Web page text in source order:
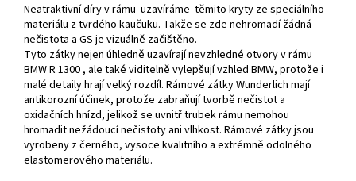
Neatraktivní díry v rámu uzavíráme těmito kryty ze speciálního
materiálu z tvrdého kaučuku. Takže se zde nehromadí žádná
nečistota a GS je vizuálně začištěno.
Tyto zátky nejen úhledně uzavírají nevzhledné otvory v rámu
BMW R 1300 , ale také viditelně vylepšují vzhled BMW, protože i
malé detaily hrají velký rozdíl. Rámové zátky Wunderlich mají
antikorozní účinek, protože zabraňují tvorbě nečistot a
oxidačních hnízd, jelikož se uvnitř trubek rámu nemohou
hromadit nežádoucí nečistoty ani vlhkost. Rámové zátky jsou
vyrobeny z černého, ​​vysoce kvalitního a extrémně odolného
elastomerového materiálu.